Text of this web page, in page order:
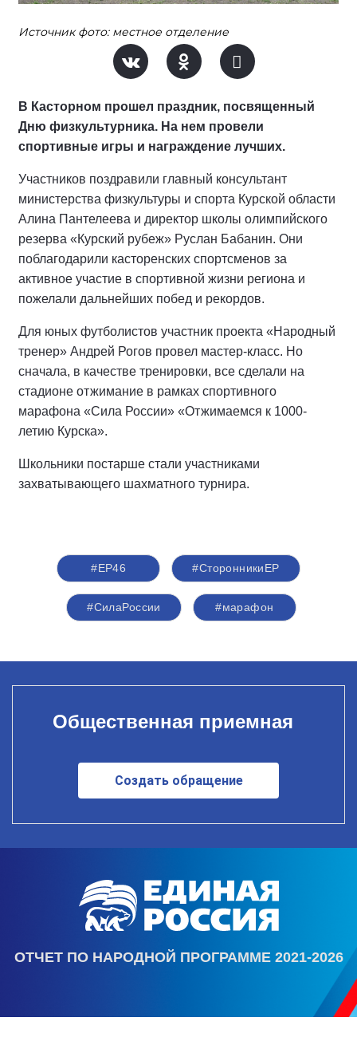
Источник фото: местное отделение
В Касторном прошел праздник, посвященный
Дню физкультурника. На нем провели
спортивные игры и награждение лучших.
Участников поздравили главный консультант
министерства физкультуры и спорта Курской области
Алина Пантелеева и директор школы олимпийского
резерва «Курский рубеж» Руслан Бабанин. Они
поблагодарили касторенских спортсменов за
активное участие в спортивной жизни региона и
пожелали дальнейших побед и рекордов.
Для юных футболистов участник проекта «Народный
тренер» Андрей Рогов провел мастер-класс. Но
сначала, в качестве тренировки, все сделали на
стадионе отжимание в рамках спортивного
марафона «Сила России» «Отжимаемся к 1000-
летию Курска».
Школьники постарше стали участниками
захватывающего шахматного турнира.
#ЕР46 #СторонникиЕР
#СилаРоссии #марафон
Общественная приемная
Создать обращение
ОТЧЕТ ПО НАРОДНОЙ ПРОГРАММЕ 2021-2026